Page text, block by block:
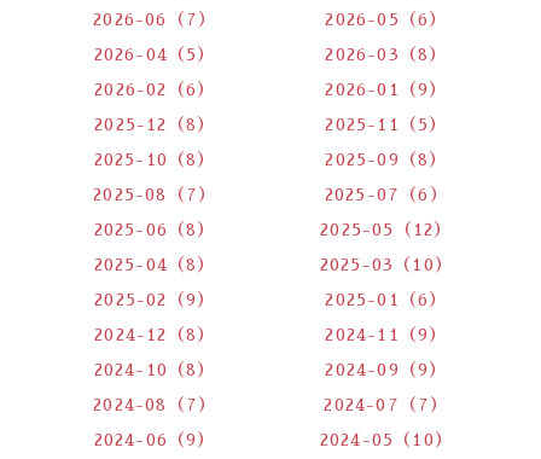
2026-06（7） 2026-05（6）
2026-04（5） 2026-03（8）
2026-02（6） 2026-01（9）
2025-12（8） 2025-11（5）
2025-10（8） 2025-09（8）
2025-08（7） 2025-07（6）
2025-06（8） 2025-05（12）
2025-04（8） 2025-03（10）
2025-02（9） 2025-01（6）
2024-12（8） 2024-11（9）
2024-10（8） 2024-09（9）
2024-08（7） 2024-07（7）
2024-06（9） 2024-05（10）